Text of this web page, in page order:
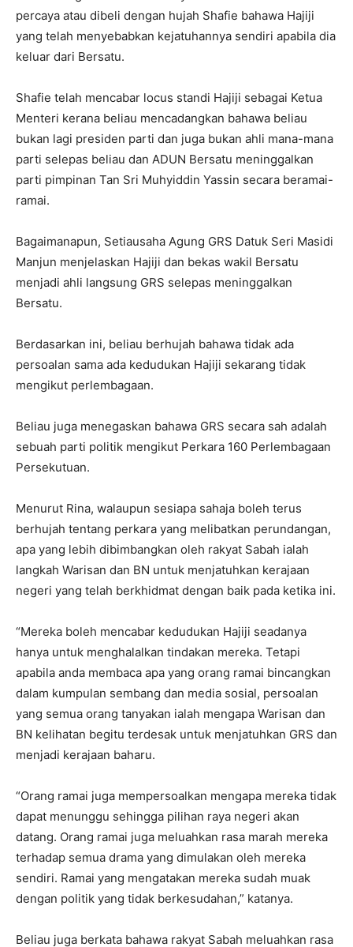
percaya atau dibeli dengan hujah Shafie bahawa Hajiji
yang telah menyebabkan kejatuhannya sendiri apabila dia
keluar dari Bersatu.
Shafie telah mencabar locus standi Hajiji sebagai Ketua
Menteri kerana beliau mencadangkan bahawa beliau
bukan lagi presiden parti dan juga bukan ahli mana-mana
parti selepas beliau dan ADUN Bersatu meninggalkan
parti pimpinan Tan Sri Muhyiddin Yassin secara beramai-
ramai.
Bagaimanapun, Setiausaha Agung GRS Datuk Seri Masidi
Manjun menjelaskan Hajiji dan bekas wakil Bersatu
menjadi ahli langsung GRS selepas meninggalkan
Bersatu.
Berdasarkan ini, beliau berhujah bahawa tidak ada
persoalan sama ada kedudukan Hajiji sekarang tidak
mengikut perlembagaan.
Beliau juga menegaskan bahawa GRS secara sah adalah
sebuah parti politik mengikut Perkara 160 Perlembagaan
Persekutuan.
Menurut Rina, walaupun sesiapa sahaja boleh terus
berhujah tentang perkara yang melibatkan perundangan,
apa yang lebih dibimbangkan oleh rakyat Sabah ialah
langkah Warisan dan BN untuk menjatuhkan kerajaan
negeri yang telah berkhidmat dengan baik pada ketika ini.
“Mereka boleh mencabar kedudukan Hajiji seadanya
hanya untuk menghalalkan tindakan mereka. Tetapi
apabila anda membaca apa yang orang ramai bincangkan
dalam kumpulan sembang dan media sosial, persoalan
yang semua orang tanyakan ialah mengapa Warisan dan
BN kelihatan begitu terdesak untuk menjatuhkan GRS dan
menjadi kerajaan baharu.
“Orang ramai juga mempersoalkan mengapa mereka tidak
dapat menunggu sehingga pilihan raya negeri akan
datang. Orang ramai juga meluahkan rasa marah mereka
terhadap semua drama yang dimulakan oleh mereka
sendiri. Ramai yang mengatakan mereka sudah muak
dengan politik yang tidak berkesudahan,” katanya.
Beliau juga berkata bahawa rakyat Sabah meluahkan rasa